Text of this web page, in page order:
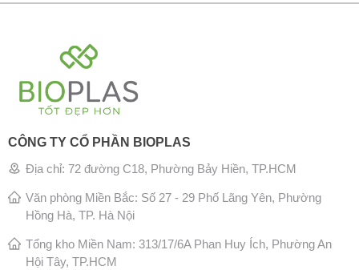
CÔNG TY CỔ PHẦN BIOPLAS
Địa chỉ: 72 đường C18, Phường Bảy Hiền, TP.HCM
Văn phòng Miền Bắc: Số 27 - 29 Phố Lãng Yên, Phường
Hồng Hà, TP. Hà Nội
Tổng kho Miền Nam: 313/17/6A Phan Huy Ích, Phường An
Hội Tây, TP.HCM